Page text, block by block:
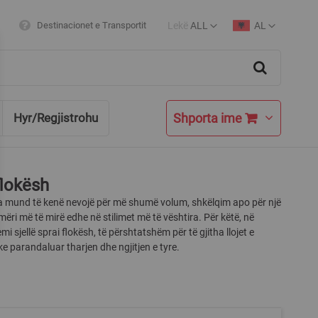
Destinacionet e Transportit
Currency
Lekë ALL
Language
AL
Hyr/Regjistrohu Shporta ime
mund të kenë nevojë për më shumë volum, shkëlqim apo për një
më të mirë edhe në stilimet më të vështira. Për këtë, në
sjellë sprai flokësh, të përshtatshëm për të gjitha llojet e
parandaluar tharjen dhe ngjitjen e tyre.